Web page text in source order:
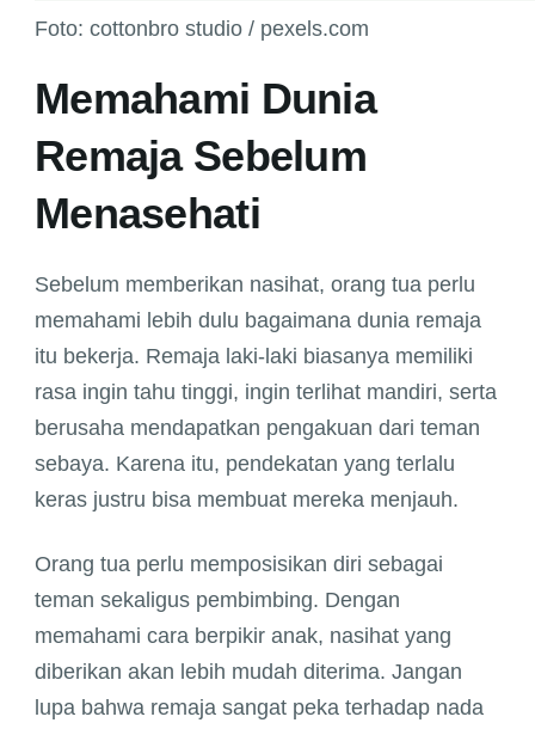
Foto: cottonbro studio / pexels.com
Memahami Dunia
Remaja Sebelum
Menasehati
Sebelum memberikan nasihat, orang tua perlu
memahami lebih dulu bagaimana dunia remaja
itu bekerja. Remaja laki-laki biasanya memiliki
rasa ingin tahu tinggi, ingin terlihat mandiri, serta
berusaha mendapatkan pengakuan dari teman
sebaya. Karena itu, pendekatan yang terlalu
keras justru bisa membuat mereka menjauh.
Orang tua perlu memposisikan diri sebagai
teman sekaligus pembimbing. Dengan
memahami cara berpikir anak, nasihat yang
diberikan akan lebih mudah diterima. Jangan
lupa bahwa remaja sangat peka terhadap nada